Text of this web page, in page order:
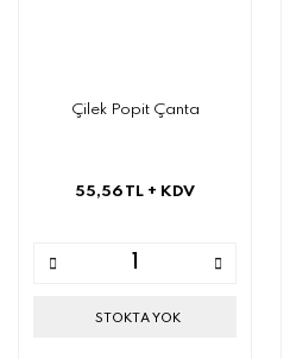
Çilek Popit Çanta
55,56 TL + KDV
STOKTA YOK